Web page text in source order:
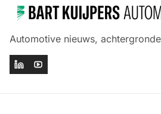
Automotive nieuws,